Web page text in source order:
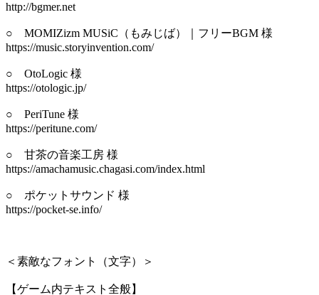
http://bgmer.net
○ MOMIZizm MUSiC（もみじば）｜フリーBGM 様
https://music.storyinvention.com/
○ OtoLogic 様
https://otologic.jp/
○ PeriTune 様
https://peritune.com/
○ 甘茶の音楽工房 様
https://amachamusic.chagasi.com/index.html
○ ポケットサウンド 様
https://pocket-se.info/
＜素敵なフォント（文字）＞
【ゲーム内テキスト全般】